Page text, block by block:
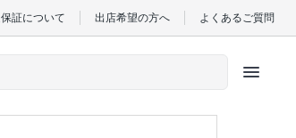
証について 出店希望の方へ よくあるご質問
menu